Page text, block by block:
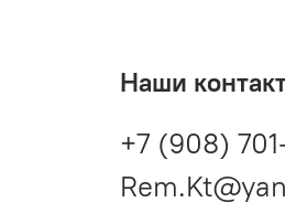
Наши
+7 (908)